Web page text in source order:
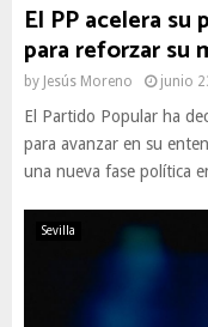
El PP acelera
para reforzar su
by Jesús Moreno junio
El Partido Popular ha
para avanzar en su
una nueva fase política
Sevilla